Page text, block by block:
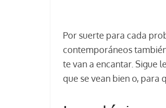
Por suerte para cada
contemporáneos
te van a encantar. Sigue
que se vean bien o, para